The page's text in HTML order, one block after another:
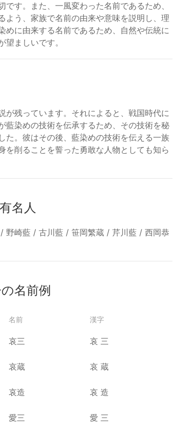
す。また、一風変わった名前であるため、
よう、家族で名前の由来や意味を説明し、理
めに由来する名前であるため、自然や伝統に
ましいです。
が残っています。それによると、戦国時代に
藍染めの技術を伝承するため、その技術を秘
た。彼はその後、藍染めの技術を伝える一族
を削ることを誓った勇敢な人物としても知ら
名人
野崎藍 / 古川藍 / 笹岡繁蔵 / 芹川藍 / 西岡恭
名前例
名前 漢字
哀三 哀 三
哀蔵 哀 蔵
哀造 哀 造
愛三 愛 三